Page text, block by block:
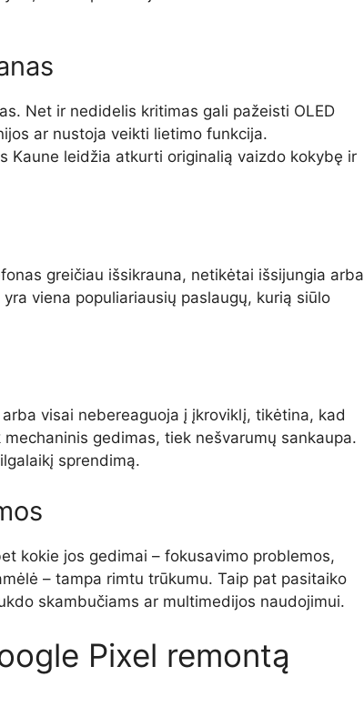
Net ir nedidelis kritimas gali pažeisti OLED
ar nustoja veikti lietimo funkcija.
Kaune leidžia atkurti originalią vaizdo kokybę ir
greičiau išsikrauna, netikėtai išsijungia arba
viena populiariausių paslaugų, kurią siūlo
visai nebereaguoja į įkroviklį, tikėtina, kad
gedimas, tiek nešvarumų sankaupa.
sprendimą.
kokie jos gedimai – fokusavimo problemos,
– tampa rimtu trūkumu. Taip pat pasitaiko
skambučiams ar multimedijos naudojimui.
Pixel remontą